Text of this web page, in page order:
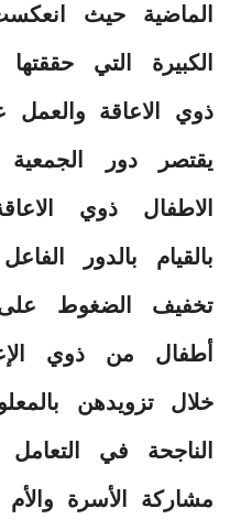
الماضية حيث
الكبيرة التي
ذوي الاعاقة
يقتصر دور
الاطفال ذوي
بالقيام بالدور
تخفيف الضغوط على
أطفال من ذوي
خلال تزويدهن
الناجحة في
مشاركة الأسرة